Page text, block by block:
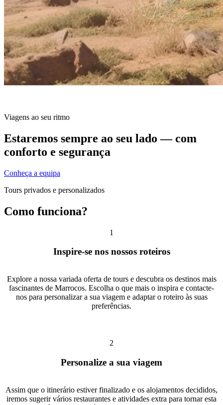
Viagens ao seu ritmo
Estaremos sempre ao seu lado — com
conforto e segurança
Conheça a equipa
Tours privados e personalizados
Como funciona?
1
Inspire-se nos nossos roteiros
Explore a nossa variada oferta de tours e descubra os destinos mais
fascinantes de Marrocos. Escolha o que mais o inspira e contacte-
nos para personalizar a sua viagem e adaptar o roteiro às suas
preferências.
2
Personalize a sua viagem
Assim que o itinerário estiver finalizado e os alojamentos decididos,
iremos sugerir vários restaurantes e atividades extra para tornar esta